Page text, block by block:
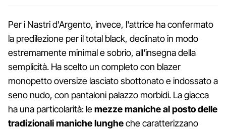
Per i Nastri d'Argento, invece, l'attrice ha confermato
la predilezione per il total black, declinato in modo
estremamente minimal e sobrio, all'insegna della
semplicità. Ha scelto un completo con blazer
monopetto oversize lasciato sbottonato e indossato a
seno nudo, con pantaloni palazzo morbidi. La giacca
ha una particolarità: lemezze maniche al posto delle
tradizionali maniche lungheche caratterizzano